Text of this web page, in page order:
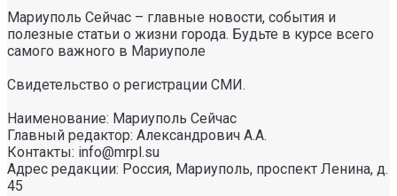
Мариуполь Сейчас – главные новости, события и
полезные статьи о жизни города. Будьте в курсе всего
самого важного в Мариуполе
Свидетельство о регистрации СМИ.
Наименование: Мариуполь Сейчас
Главный редактор: Александрович А.А.
Контакты: info@mrpl.su
Адрес редакции: Россия, Мариуполь, проспект Ленина, д.
45